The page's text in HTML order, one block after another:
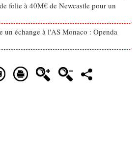
folie à 40M€ de Newcastle pour un
un échange à l'AS Monaco : Openda